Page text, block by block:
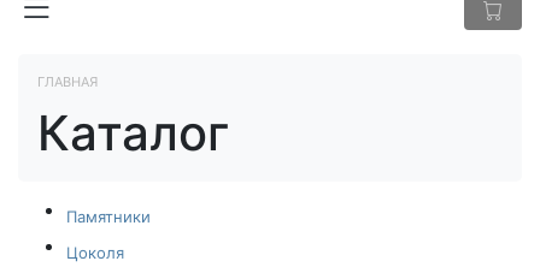
ГЛАВНАЯ
Каталог
Памятники
Цоколя